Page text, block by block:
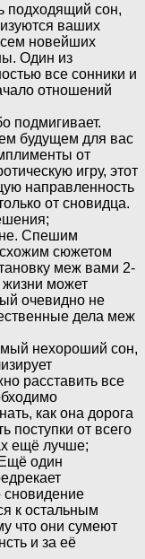
подходящий сон,
ваших
новейших
Один из
все сонники и
отношений
подмигивает.
будущем для вас
от
игру, этот
направленность
от сновидца.
Спешим
сюжетом
меж вами 2-
может
очевидно не
дела меж
нехороший сон,
расставить все
как она дорога
поступки от всего
ещё лучше;
один
к остальным
что они сумеют
и за её